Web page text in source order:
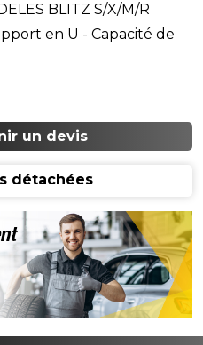
BLITZ S/X/M/R
en U - Capacité de
mm
un devis
détachées